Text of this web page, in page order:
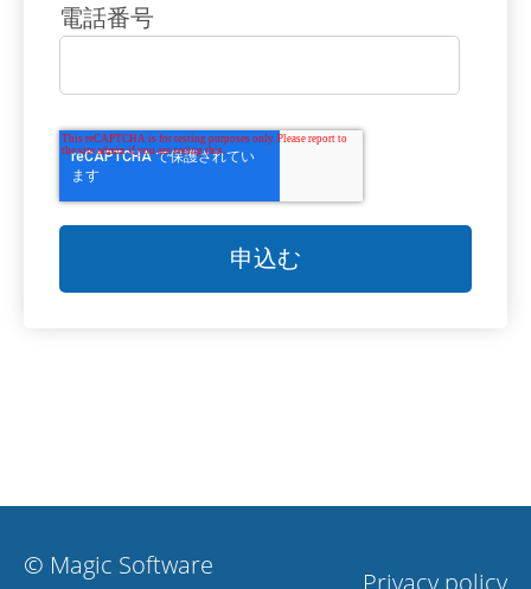
電話番号
© Magic Software